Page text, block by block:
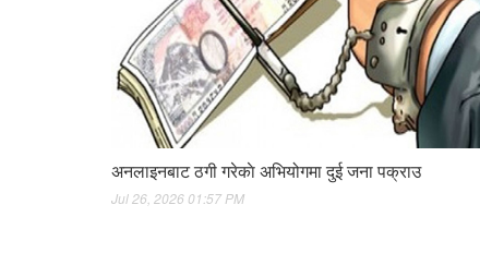
अनलाइनबाट ठगी गरेकाे अभियोगमा दुई जना पक्राउ
Jul 26, 2026 01:57 PM